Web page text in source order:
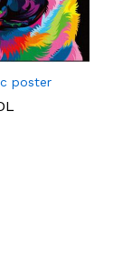
poster